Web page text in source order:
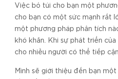
Việc bỏ túi cho bạn một
cho bạn có một sức mạnh rất
một phương pháp phân tích
khó khăn. Khi sự phát triển
cho nhiều người có thể tiếp cận
Mình sẽ giới thiệu đến bạn